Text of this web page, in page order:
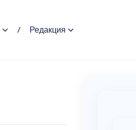
Редакция